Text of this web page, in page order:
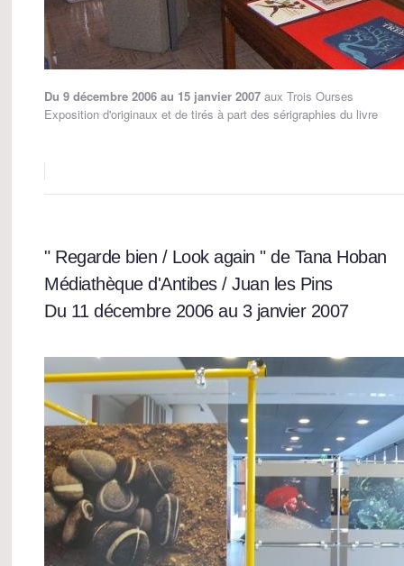
Du 9 décembre 2006 au 15 janvier 2007 aux Trois Ourses
Exposition d'originaux et de tirés à part des sérigraphies du livre
" Regarde bien / Look again " de Tana Hoban
Médiathèque d'Antibes / Juan les Pins
Du 11 décembre 2006 au 3 janvier 2007